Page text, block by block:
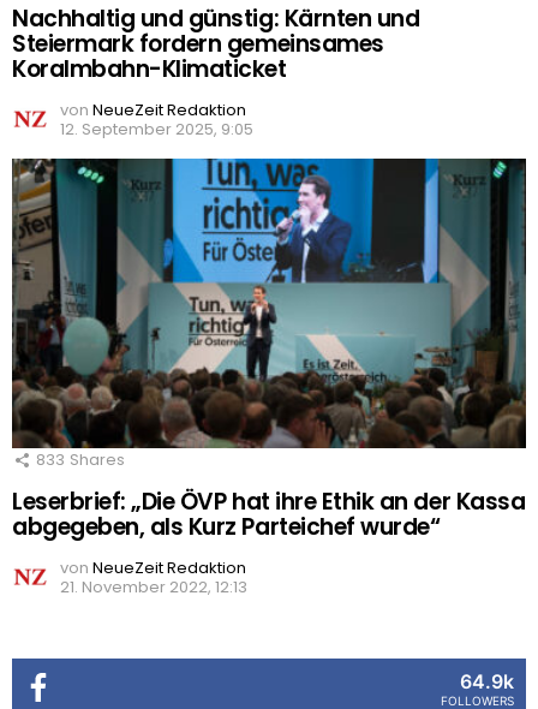
Nachhaltig und günstig: Kärnten und
Steiermark fordern gemeinsames
Koralmbahn-Klimaticket
von NeueZeit Redaktion
12. September 2025, 9:05
833 Shares
Leserbrief: „Die ÖVP hat ihre Ethik an der Kassa
abgegeben, als Kurz Parteichef wurde“
von NeueZeit Redaktion
21. November 2022, 12:13
64.9k
FOLLOWERS